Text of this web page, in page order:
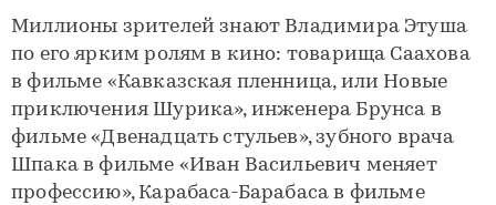
Миллионы зрителей знают Владимира Этуша
по его ярким ролям в кино: товарища Саахова
в фильме «Кавказская пленница, или Новые
приключения Шурика», инженера Брунса в
фильме «Двенадцать стульев», зубного врача
Шпака в фильме «Иван Васильевич меняет
профессию», Карабаса-Барабаса в фильме